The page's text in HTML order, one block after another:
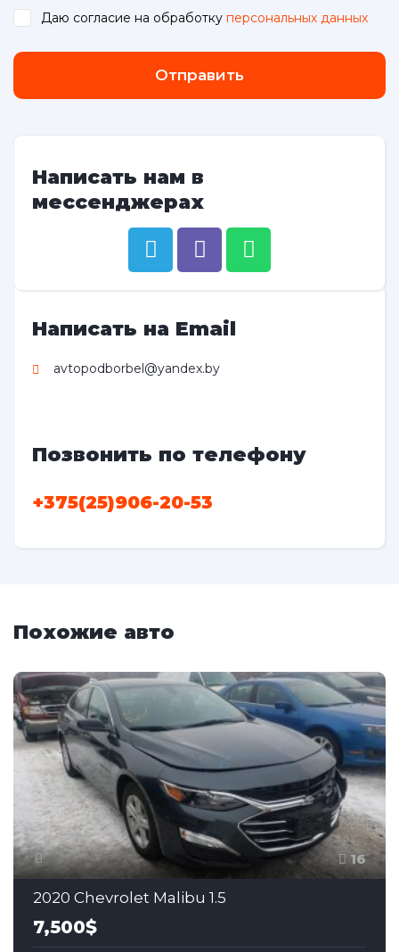
Даю согласие на обработку персональных данных
Отправить
Написать нам в
мессенджерах
Написать на Email
avtopodborbel@yandex.by
Позвонить по телефону
+375(25)906-20-53
Похожие авто
16
2020 Chevrolet Malibu 1.5
7,500$